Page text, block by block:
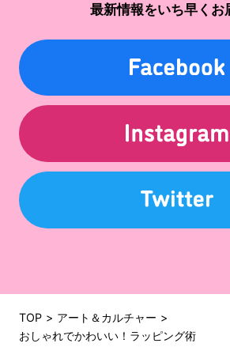
最新情報をいち早くお
TOP
アート＆カルチャー
おしゃれでかわいい！ラッピング術